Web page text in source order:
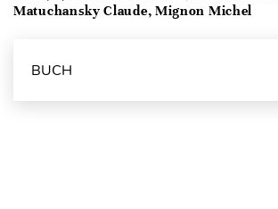
Matuchansky Claude, Mignon Michel
BUCH